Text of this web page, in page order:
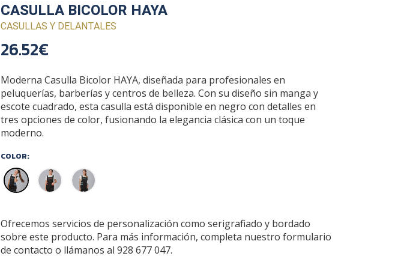
CASULLA BICOLOR HAYA
CASULLAS Y DELANTALES
26.52€
Moderna Casulla Bicolor HAYA, diseñada para profesionales en
peluquerías, barberías y centros de belleza. Con su diseño sin manga y
escote cuadrado, esta casulla está disponible en negro con detalles en
tres opciones de color, fusionando la elegancia clásica con un toque
moderno.
COLOR:
Ofrecemos servicios de personalización como serigrafiado y bordado
sobre este producto. Para más información, completa nuestro formulario
de contacto o llámanos al 928 677 047.